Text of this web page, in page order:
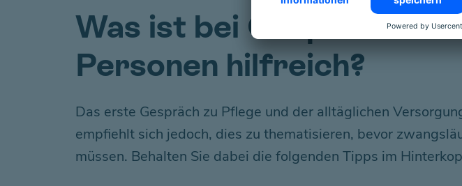
Was ist bei Gesprächen
Personen hilfreich?
Das erste Gespräch zu Pflege und der alltäglichen
empfiehlt sich jedoch, dies zu thematisieren, bevor
müssen. Behalten Sie dabei die folgenden Tipps im